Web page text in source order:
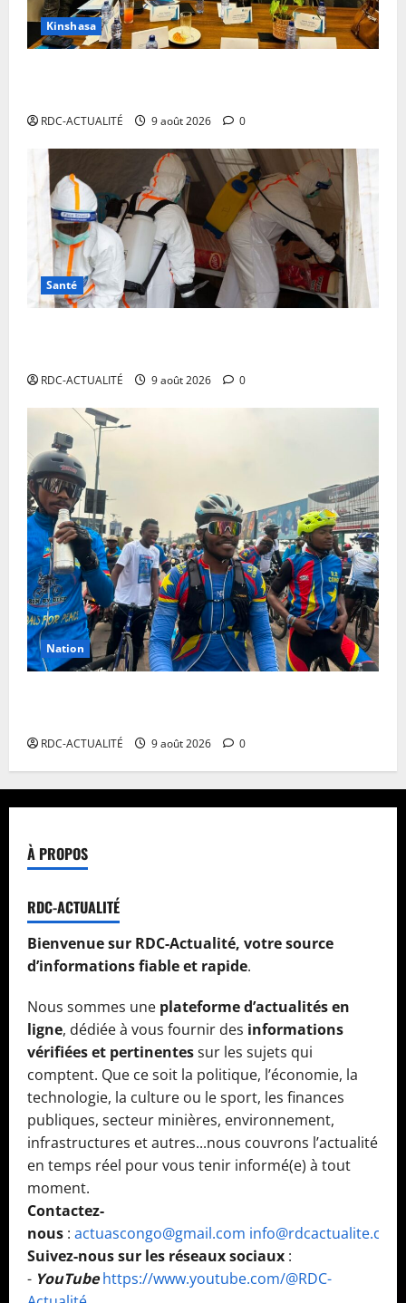
Kinshasa
RDC-ACTUALITÉ 9 août 2026 0
Santé
RDC-ACTUALITÉ 9 août 2026 0
Nation
RDC-ACTUALITÉ 9 août 2026 0
À PROPOS
RDC-ACTUALITÉ
Bienvenue sur RDC-Actualité, votre source
d’informations fiable et rapide.
Nous sommes une plateforme d’actualités en
ligne, dédiée à vous fournir des informations
vérifiées et pertinentessur les sujets qui
comptent. Que ce soit la politique, l’économie, la
technologie, la culture ou le sport, les finances
publiques, secteur minières, environnement,
infrastructures et autres...nous couvrons l’actualité
en temps réel pour vous tenir informé(e) à tout
moment.
Contactez-
nous : actuascongo@gmail.com info@rdcactualite.com
Suivez-nous sur les réseaux sociaux :
- YouTube https://www.youtube.com/@RDC-